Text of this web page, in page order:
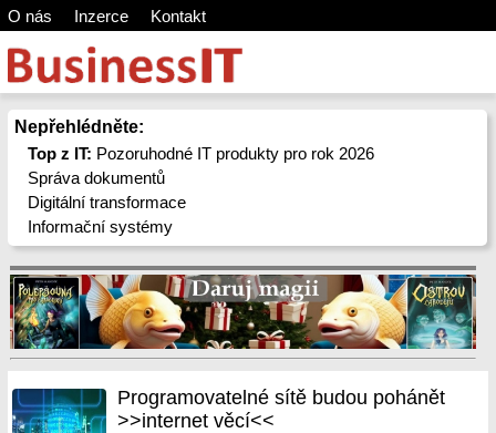
O nás Inzerce Kontakt
Nepřehlédněte:
Top z IT: Pozoruhodné IT produkty pro rok 2026
Správa dokumentů
Digitální transformace
Informační systémy
Programovatelné sítě budou pohánět
>>internet věcí<<